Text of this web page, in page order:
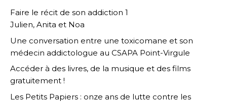
Faire le récit de son addiction 1
Julien, Anita et Noa
Une conversation entre une toxicomane et son
médecin addictologue au CSAPA Point-Virgule
Accéder à des livres, de la musique et des films
gratuitement !
Les Petits Papiers : onze ans de lutte contre les